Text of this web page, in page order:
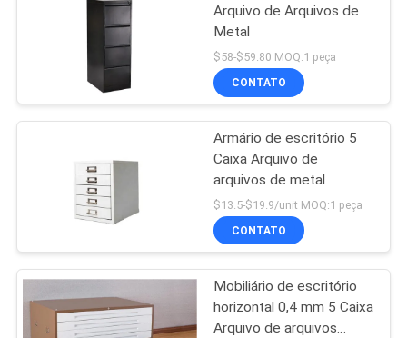
FÁBRICA
CONTROLE
DA
CONTACTE-
NOTÍCIA
Arquivo de Arquivos de
Metal
$58-$59.80 MOQ:1 peça
CONTATO
Armário de escritório 5
Caixa Arquivo de
arquivos de metal
$13.5-$19.9/unit MOQ:1 peça
CONTATO
Mobiliário de escritório
horizontal 0,4 mm 5 Caixa
Arquivo de arquivos